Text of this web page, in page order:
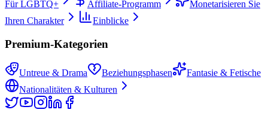
Für LGBTQ+
Affiliate-Programm
Monetarisieren Sie
Ihren Charakter
Einblicke
Premium-Kategorien
Untreue & Drama Beziehungsphasen
Fantasie & Fetische
Nationalitäten & Kulturen